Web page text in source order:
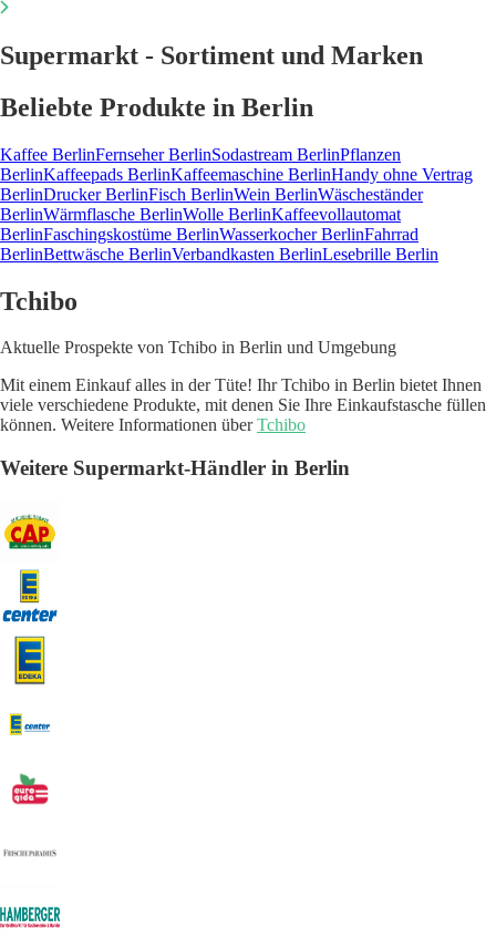
Supermarkt - Sortiment und Marken
Beliebte Produkte in Berlin
Kaffee BerlinFernseher BerlinSodastream BerlinPflanzen
BerlinKaffeepads BerlinKaffeemaschine BerlinHandy ohne Vertrag
BerlinDrucker BerlinFisch BerlinWein BerlinWäscheständer
BerlinWärmflasche BerlinWolle BerlinKaffeevollautomat
BerlinFaschingskostüme BerlinWasserkocher BerlinFahrrad
BerlinBettwäsche BerlinVerbandkasten BerlinLesebrille Berlin
Tchibo
Aktuelle Prospekte von Tchibo in Berlin und Umgebung
Mit einem Einkauf alles in der Tüte! Ihr Tchibo in Berlin bietet Ihnen
viele verschiedene Produkte, mit denen Sie Ihre Einkaufstasche füllen
können. Weitere Informationen überTchibo
Weitere Supermarkt-Händler in Berlin